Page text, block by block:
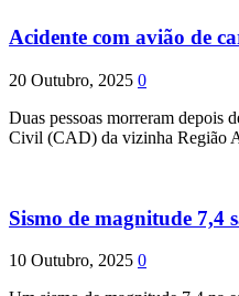
Acidente com avião de
20 Outubro, 2025 0
Duas pessoas morreram depois
Civil (CAD) da vizinha Região
Sismo de magnitude 7,4
10 Outubro, 2025 0